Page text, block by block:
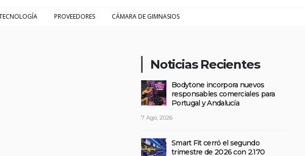
PROVEEDORES CÁMARA DE GIMNASIOS
Noticias Recientes
Bodytone incorpora nuevos
responsables comerciales para
Portugal y Andalucía
7 Ago, 2026
Smart Fit cerró el segundo
trimestre de 2026 con 2.170